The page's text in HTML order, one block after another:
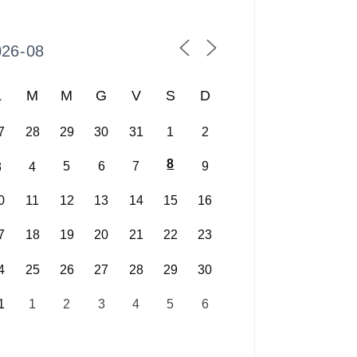
M M G V S D
28 29 30 31 1 2
4 5 6 7 8 9
11 12 13 14 15 16
18 19 20 21 22 23
25 26 27 28 29 30
1 2 3 4 5 6